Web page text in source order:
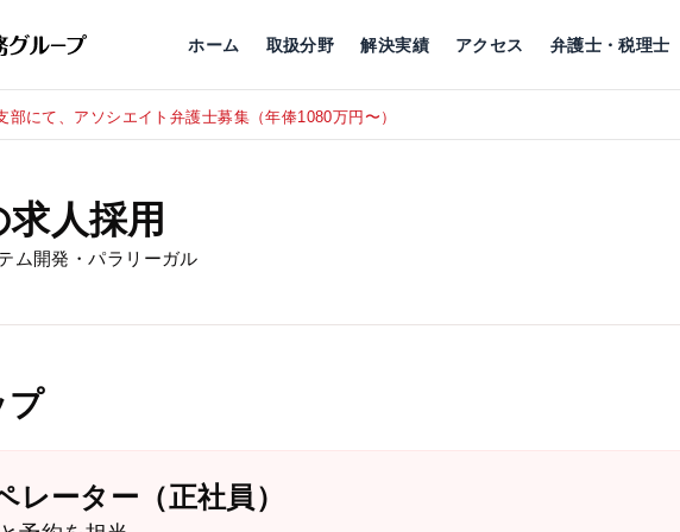
ホーム 取扱分野 解決実績 アクセス 弁護士・税理士
部にて、アソシエイト弁護士募集（年俸1080万円〜）
人採用
ム開発・パラリーガル
プ
レーター（正社員）